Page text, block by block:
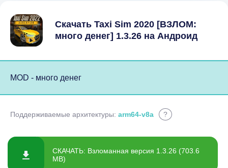
Скачать Taxi Sim 2020 [ВЗЛОМ:
много денег] 1.3.26 на Андроид
MOD - много денег
Поддерживаемые архитектуры: arm64-v8a ?
СКАЧАТЬ: Взломанная версия 1.3.26 (703.6
MB)